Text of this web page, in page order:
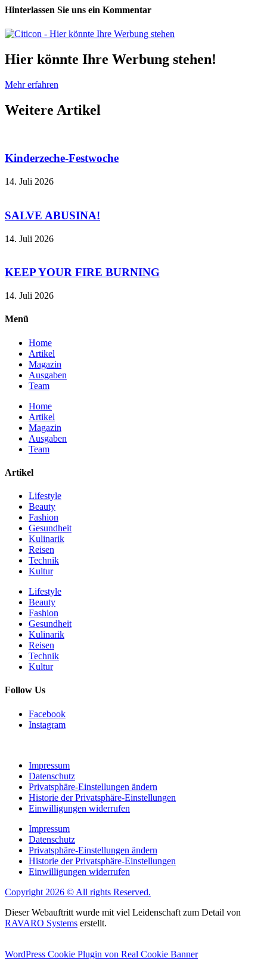
Hinterlassen Sie uns ein Kommentar
Hier könnte Ihre Werbung stehen!
Mehr erfahren
Weitere Artikel
Kinderzeche-Festwoche
14. Juli 2026
SALVE ABUSINA!
14. Juli 2026
KEEP YOUR FIRE BURNING
14. Juli 2026
Menü
Home
Artikel
Magazin
Ausgaben
Team
Home
Artikel
Magazin
Ausgaben
Team
Artikel
Lifestyle
Beauty
Fashion
Gesundheit
Kulinarik
Reisen
Technik
Kultur
Lifestyle
Beauty
Fashion
Gesundheit
Kulinarik
Reisen
Technik
Kultur
Follow Us
Facebook
Instagram
Impressum
Datenschutz
Privatsphäre-Einstellungen ändern
Historie der Privatsphäre-Einstellungen
Einwilligungen widerrufen
Impressum
Datenschutz
Privatsphäre-Einstellungen ändern
Historie der Privatsphäre-Einstellungen
Einwilligungen widerrufen
Copyright 2026 © All rights Reserved.
Dieser Webauftritt wurde mit viel Leidenschaft zum Detail von
RAVARO Systems erstellt.
WordPress Cookie Plugin von Real Cookie Banner